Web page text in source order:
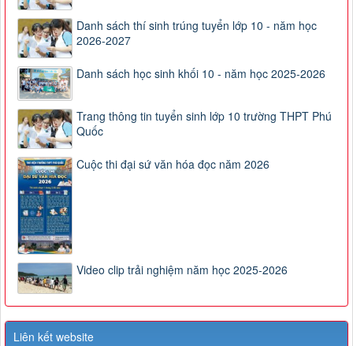
Danh sách thí sinh trúng tuyển lớp 10 - năm học
2026-2027
Danh sách học sinh khối 10 - năm học 2025-2026
Trang thông tin tuyển sinh lớp 10 trường THPT Phú
Quốc
Cuộc thi đại sứ văn hóa đọc năm 2026
Video clip trải nghiệm năm học 2025-2026
Liên kết website